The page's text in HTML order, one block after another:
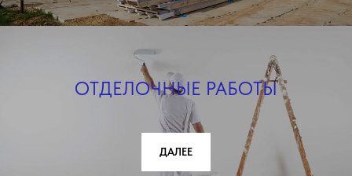
ОТДЕЛОЧНЫЕ РАБОТЫ
ДАЛЕЕ